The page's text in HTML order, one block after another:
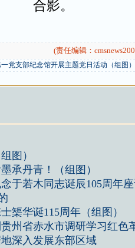
合影。
(责任编辑：
党支部纪念馆开展主题党日活动（组图）
图）
承丹青！（组图）
于若木同志诞辰105周年
榘华诞115周年（组图）
州省赤水市调研学习红色
深入发展东部区域